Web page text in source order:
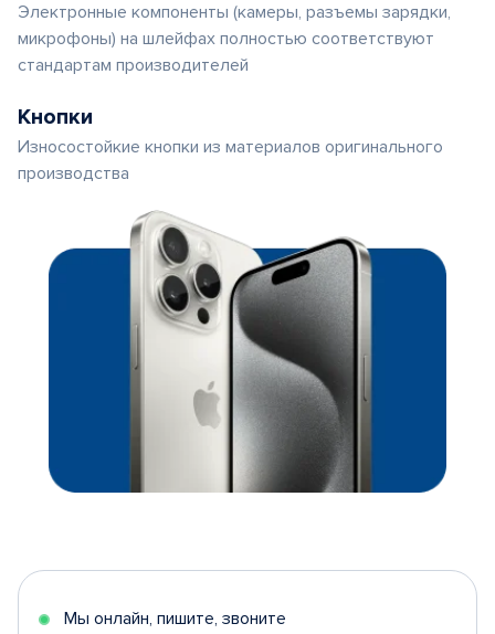
Электронные компоненты (камеры, разъемы зарядки,
микрофоны) на шлейфах полностью соответствуют
стандартам производителей
Кнопки
Износостойкие кнопки из материалов оригинального
производства
Мы онлайн, пишите, звоните